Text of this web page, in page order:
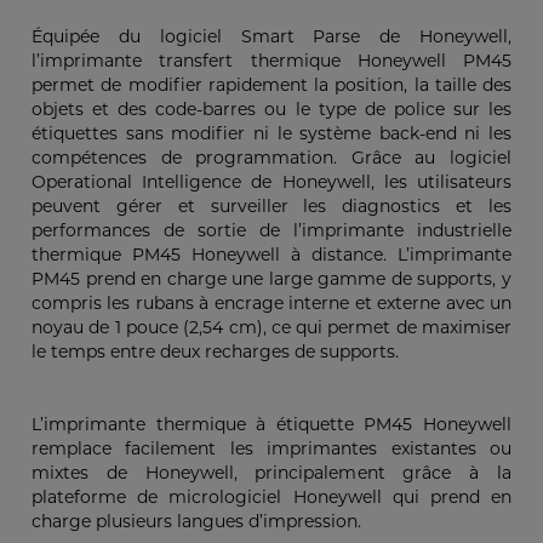
Équipée du logiciel Smart Parse de Honeywell,
l’imprimante transfert thermique Honeywell PM45
permet de modifier rapidement la position, la taille des
objets et des code-barres ou le type de police sur les
étiquettes sans modifier ni le système back-end ni les
compétences de programmation. Grâce au logiciel
Operational Intelligence de Honeywell, les utilisateurs
peuvent gérer et surveiller les diagnostics et les
performances de sortie de l’imprimante industrielle
thermique PM45 Honeywell à distance. L’imprimante
PM45 prend en charge une large gamme de supports, y
compris les rubans à encrage interne et externe avec un
noyau de 1 pouce (2,54 cm), ce qui permet de maximiser
le temps entre deux recharges de supports.
L’imprimante thermique à étiquette PM45 Honeywell
remplace facilement les imprimantes existantes ou
mixtes de Honeywell, principalement grâce à la
plateforme de micrologiciel Honeywell qui prend en
charge plusieurs langues d’impression.